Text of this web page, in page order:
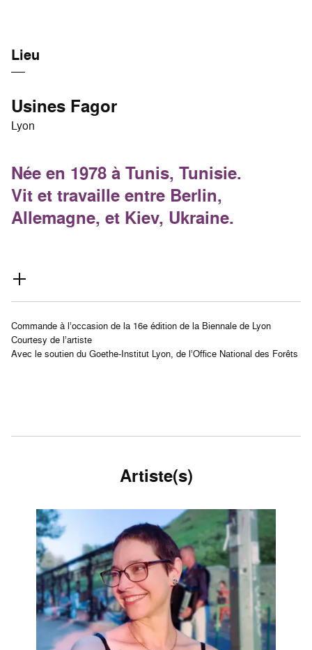
Lieu
Usines Fagor
Lyon
Née en 1978 à Tunis, Tunisie.
Vit et travaille entre Berlin,
Allemagne, et Kiev, Ukraine.
Commande à l’occasion de la 16e édition de la Biennale de Lyon
Courtesy de l’artiste
Avec le soutien du Goethe-Institut Lyon, de l’Office National des Forêts
Artiste(s)